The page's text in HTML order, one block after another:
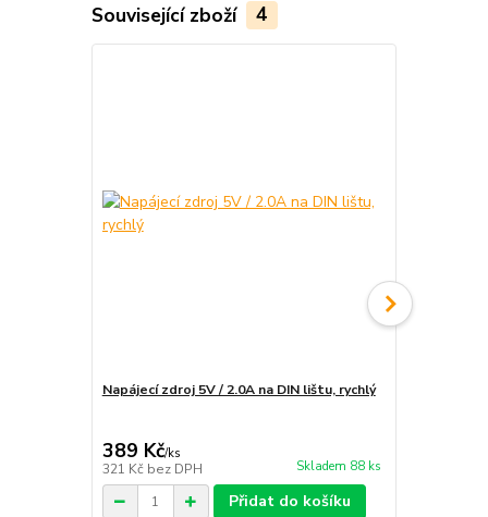
Související zboží 4
Napájecí zdroj 5V / 2.0A na DIN lištu, rychlý
389 Kč/ks
321 Kč bez DPH Skladem 88 ks
Přidat do košíku